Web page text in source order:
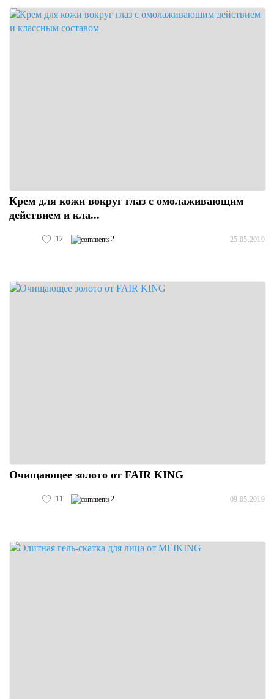
Крем для кожи вокруг глаз с омолаживающим
действием и кла...
12 2 25.05.2019
Очищающее золото от FAIR KING
11 2 09.05.2019